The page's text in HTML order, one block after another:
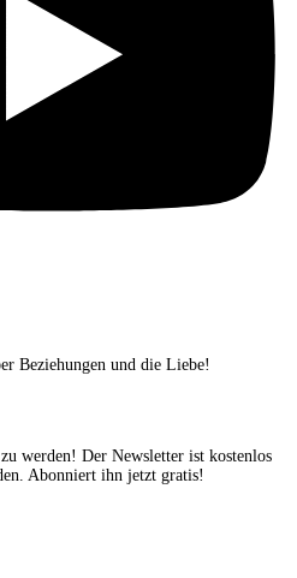
Beziehungen und die Liebe!
werden! Der Newsletter ist kostenlos
Abonniert ihn jetzt gratis!